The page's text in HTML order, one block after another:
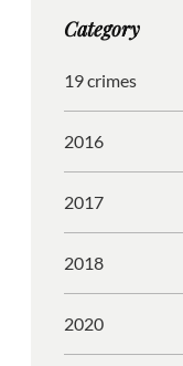
r
m
o
Category
19 crimes
2016
2017
2018
2020